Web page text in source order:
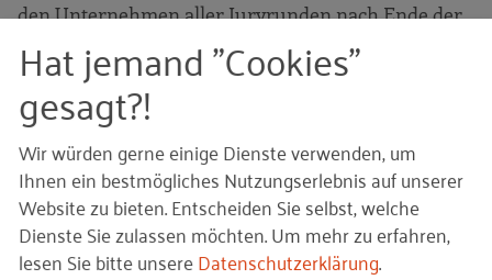
den Unternehmen aller Juryrunden nach Ende der
Förderung bis 2015 deutlich an. Insgesamt erfuhren
über zwei Drittel der Unternehmen durch die
Netzwerkmitgliedschaft positive Einflüsse auf die
Erweiterung und Verstetigung ihrer FuE-
Tätigkeiten. Gleichzeitig erweiterten die meisten
Unternehmen ihre Technologiekompetenzen und
Innovationsfähigkeiten.
Hat jemand "Cookies"
gesagt?!
Wir würden gerne einige Dienste verwenden, um
Ihnen ein bestmögliches Nutzungserlebnis auf unserer
Website zu bieten. Entscheiden Sie selbst, welche
Dienste Sie zulassen möchten.Um mehr zu erfahren,
lesen Sie bitte unsereDatenschutzerklärung.